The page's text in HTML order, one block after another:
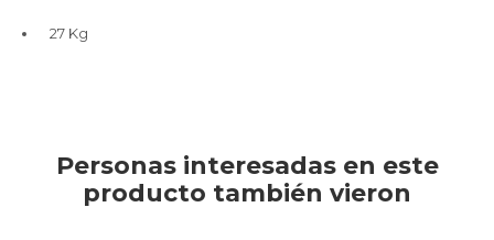
27 Kg
Personas interesadas en este
producto también vieron